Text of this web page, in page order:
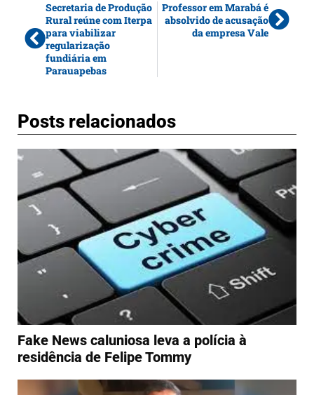
Secretaria de Produção
Rural reúne com Iterpa
para viabilizar
regularização
fundiária em
Parauapebas
Professor em Marabá é
absolvido de acusação
da empresa Vale
Posts relacionados
Fake News caluniosa leva a polícia à
residência de Felipe Tommy